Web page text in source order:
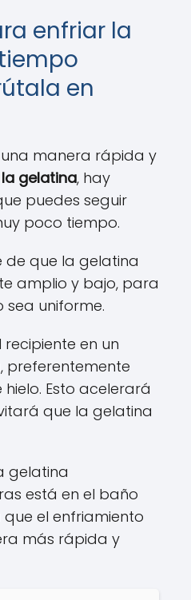
enfriar la
en
manera rápida y
gelatina, hay
puedes seguir
poco tiempo.
de que la gelatina
amplio y bajo, para
sea uniforme.
en un
Esto acelerará
que la gelatina
gelatina
está en el baño
el enfriamiento
más rápida y